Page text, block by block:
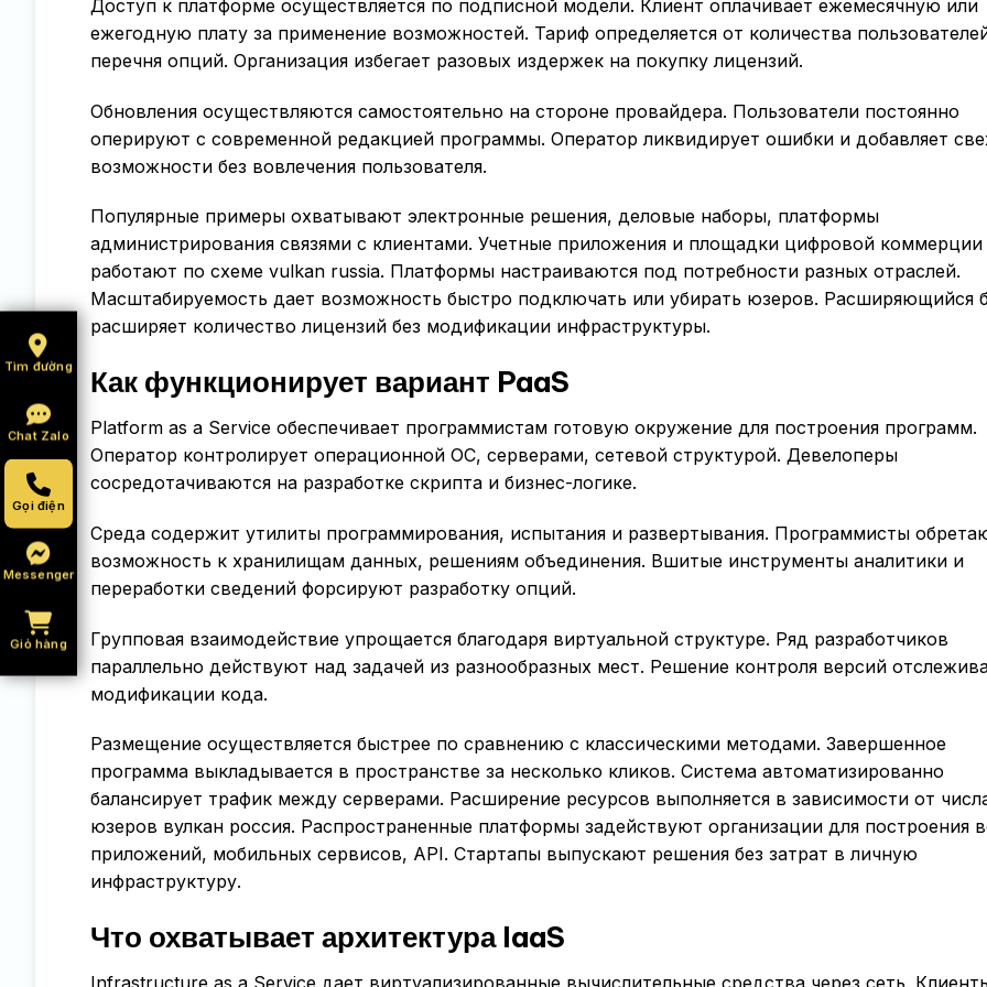
Доступ к платформе осуществляется по подписной модели. Клиент оплачивает ежемесячную или
ежегодную плату за применение возможностей. Тариф определяется от количества
перечня опций. Организация избегает разовых издержек на покупку лицензий.
Обновления осуществляются самостоятельно на стороне провайдера. Пользователи постоянно
оперируют с современной редакцией программы. Оператор ликвидирует ошибки и добавляет
возможности без вовлечения пользователя.
Популярные примеры охватывают электронные решения, деловые наборы, платформы
администрирования связями с клиентами. Учетные приложения и площадки цифровой коммерции
работают по схеме vulkan russia. Платформы настраиваются под потребности разных отраслей.
Масштабируемость дает возможность быстро подключать или убирать юзеров. Расширяющийся
расширяет количество лицензий без модификации инфраструктуры.
Как функционирует вариант PaaS
Platform as a Service обеспечивает программистам готовую окружение для построения программ.
Оператор контролирует операционной ОС, серверами, сетевой структурой. Девелоперы
сосредотачиваются на разработке скрипта и бизнес-логике.
Среда содержит утилиты программирования, испытания и развертывания. Программисты
возможность к хранилищам данных, решениям объединения. Вшитые инструменты аналитики и
переработки сведений форсируют разработку опций.
Групповая взаимодействие упрощается благодаря виртуальной структуре. Ряд разработчиков
параллельно действуют над задачей из разнообразных мест. Решение контроля версий
модификации кода.
Размещение осуществляется быстрее по сравнению с классическими методами. Завершенное
программа выкладывается в пространстве за несколько кликов. Система автоматизированно
балансирует трафик между серверами. Расширение ресурсов выполняется в зависимости от
юзеров вулкан россия. Распространенные платформы задействуют организации для построения
приложений, мобильных сервисов, API. Стартапы выпускают решения без затрат в личную
инфраструктуру.
Что охватывает архитектура IaaS
Infrastructure as a Service дает виртуализированные вычислительные средства через сеть.
Tìm đường
Chat Zalo
Gọi điện
Messenger
Giỏ hàng